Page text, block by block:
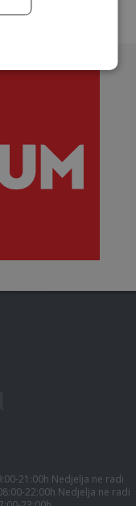
21:00h Nedjelja ne radi
22:00h Nedjelja ne radi